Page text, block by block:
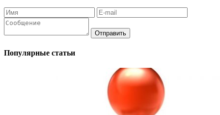
Отправить
Популярные статьи